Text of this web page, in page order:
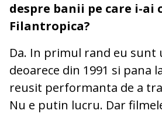
despre banii pe care i-ai
Filantropica?
Da. In primul rand eu sunt
deoarece din 1991 si pana
reusit performanta de a
Nu e putin lucru. Dar